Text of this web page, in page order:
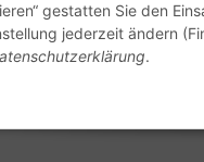
gestatten Sie den
jederzeit ändern
.